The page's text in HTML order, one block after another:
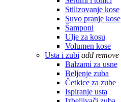
Stilizovanje kose
Suvo pranje kose
Šamponi
Ulje za kosu
Volumen kose
Usta i zubi add remove
Balzami za usne
Beljenje zuba
Četkice za zube
Ispiranje usta